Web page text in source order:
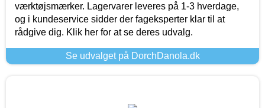
værktøjsmærker. Lagervarer leveres på 1-3 hverdage,
og i kundeservice sidder der fageksperter klar til at
rådgive dig. Klik her for at se deres udvalg.
Se udvalget på DorchDanola.dk